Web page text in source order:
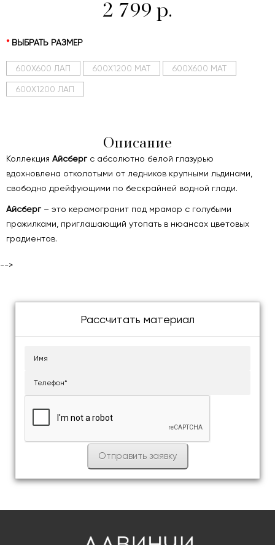
2 799 р.
ВЫБРАТЬ РАЗМЕР
600Х600 ЛАП 600Х1200 МАТ 600Х600 МАТ
600Х1200 ЛАП
Описание
Коллекция Айсберг с абсолютно белой глазурью
вдохновлена отколотыми от ледников крупными льдинами,
свободно дрейфующими по бескрайней водной глади.
Айсберг – это керамогранит под мрамор с голубыми
прожилками, приглашающий утопать в нюансах цветовых
градиентов.
-->
Рассчитать материал